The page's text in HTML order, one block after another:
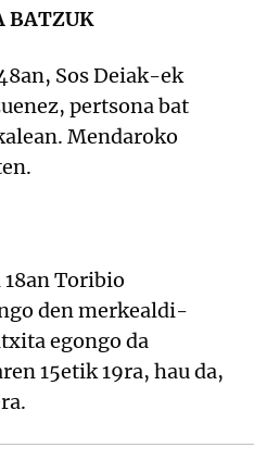
BATZUK
Sos Deiak-ek
pertsona bat
Mendaroko
18an Toribio
den merkealdi-
egongo da
15etik 19ra, hau da,